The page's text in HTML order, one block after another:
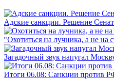
Адские санкции. Решение
"Охотиться на лучника, а не на
Загадочный звук напугал
Итоги 06.08: Санкции против